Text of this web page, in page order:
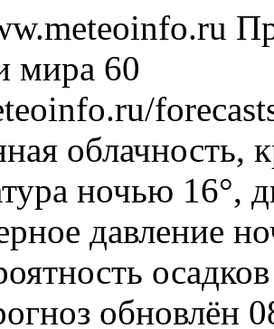
мира 60
облачность,
ночью 16°,
давление
обновлён